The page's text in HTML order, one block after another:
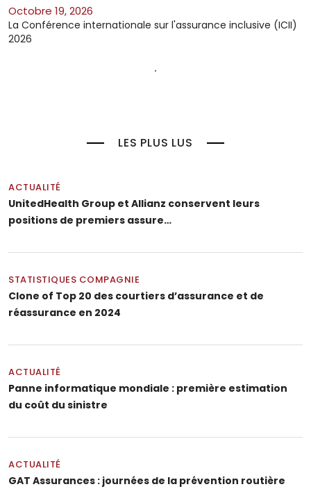
octobre 19, 2026
La Conférence internationale sur l'assurance inclusive (ICII)
2026
LES PLUS LUS
ACTUALITÉ
UnitedHealth Group et Allianz conservent leurs
positions de premiers assure…
STATISTIQUES COMPAGNIE
Clone of Top 20 des courtiers d’assurance et de
réassurance en 2024
ACTUALITÉ
Panne informatique mondiale : première estimation
du coût du sinistre
ACTUALITÉ
GAT Assurances : journées de la prévention routière